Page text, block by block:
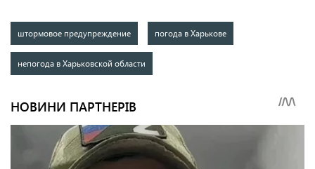
штормовое предупреждение погода в Харькове
непогода в Харьковской области